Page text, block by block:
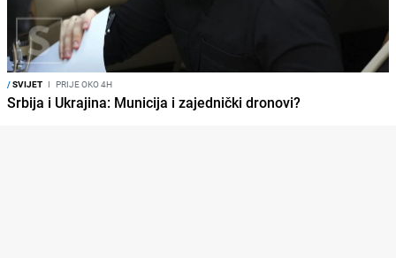
/SVIJET I PRIJE OKO 4H
Srbija i Ukrajina: Municija i zajednički dronovi?